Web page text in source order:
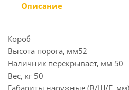
Описание
Короб
Высота порога, мм52
Наличник перекрывает, мм 50
Вес, кг 50
Габариты наружные (В/Ш/Г,